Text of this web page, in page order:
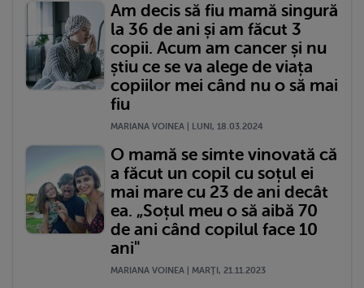
Am decis să fiu mamă singură
la 36 de ani și am făcut 3
copii. Acum am cancer și nu
știu ce se va alege de viața
copiilor mei când nu o să mai
fiu
MARIANA VOINEA | LUNI, 18.03.2024
O mamă se simte vinovată că
a făcut un copil cu soțul ei
mai mare cu 23 de ani decât
ea. „Soțul meu o să aibă 70
de ani când copilul face 10
ani"
MARIANA VOINEA | MARŢI, 21.11.2023